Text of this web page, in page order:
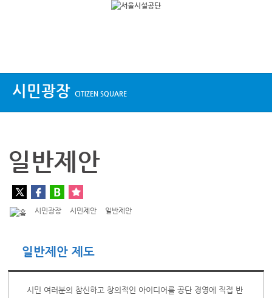
시민광장 CITIZEN SQUARE
일반제안
시민광장 시민제안 일반제안
일반제안 제도
시민 여러분의 참신하고 창의적인 아이디어를 공단 경영에 직접 반